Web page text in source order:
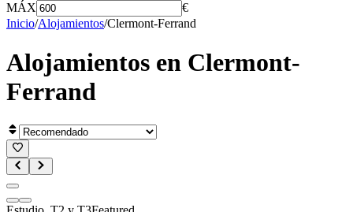
MÁX
€
Inicio/Alojamientos/Clermont-Ferrand
Alojamientos en Clermont-
Ferrand